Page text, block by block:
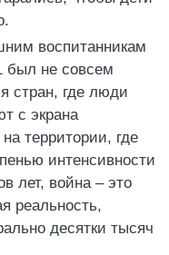
воспитанникам
был не совсем
стран, где люди
с экрана
территории, где
интенсивности
лет, война – это
реальность,
десятки тысяч